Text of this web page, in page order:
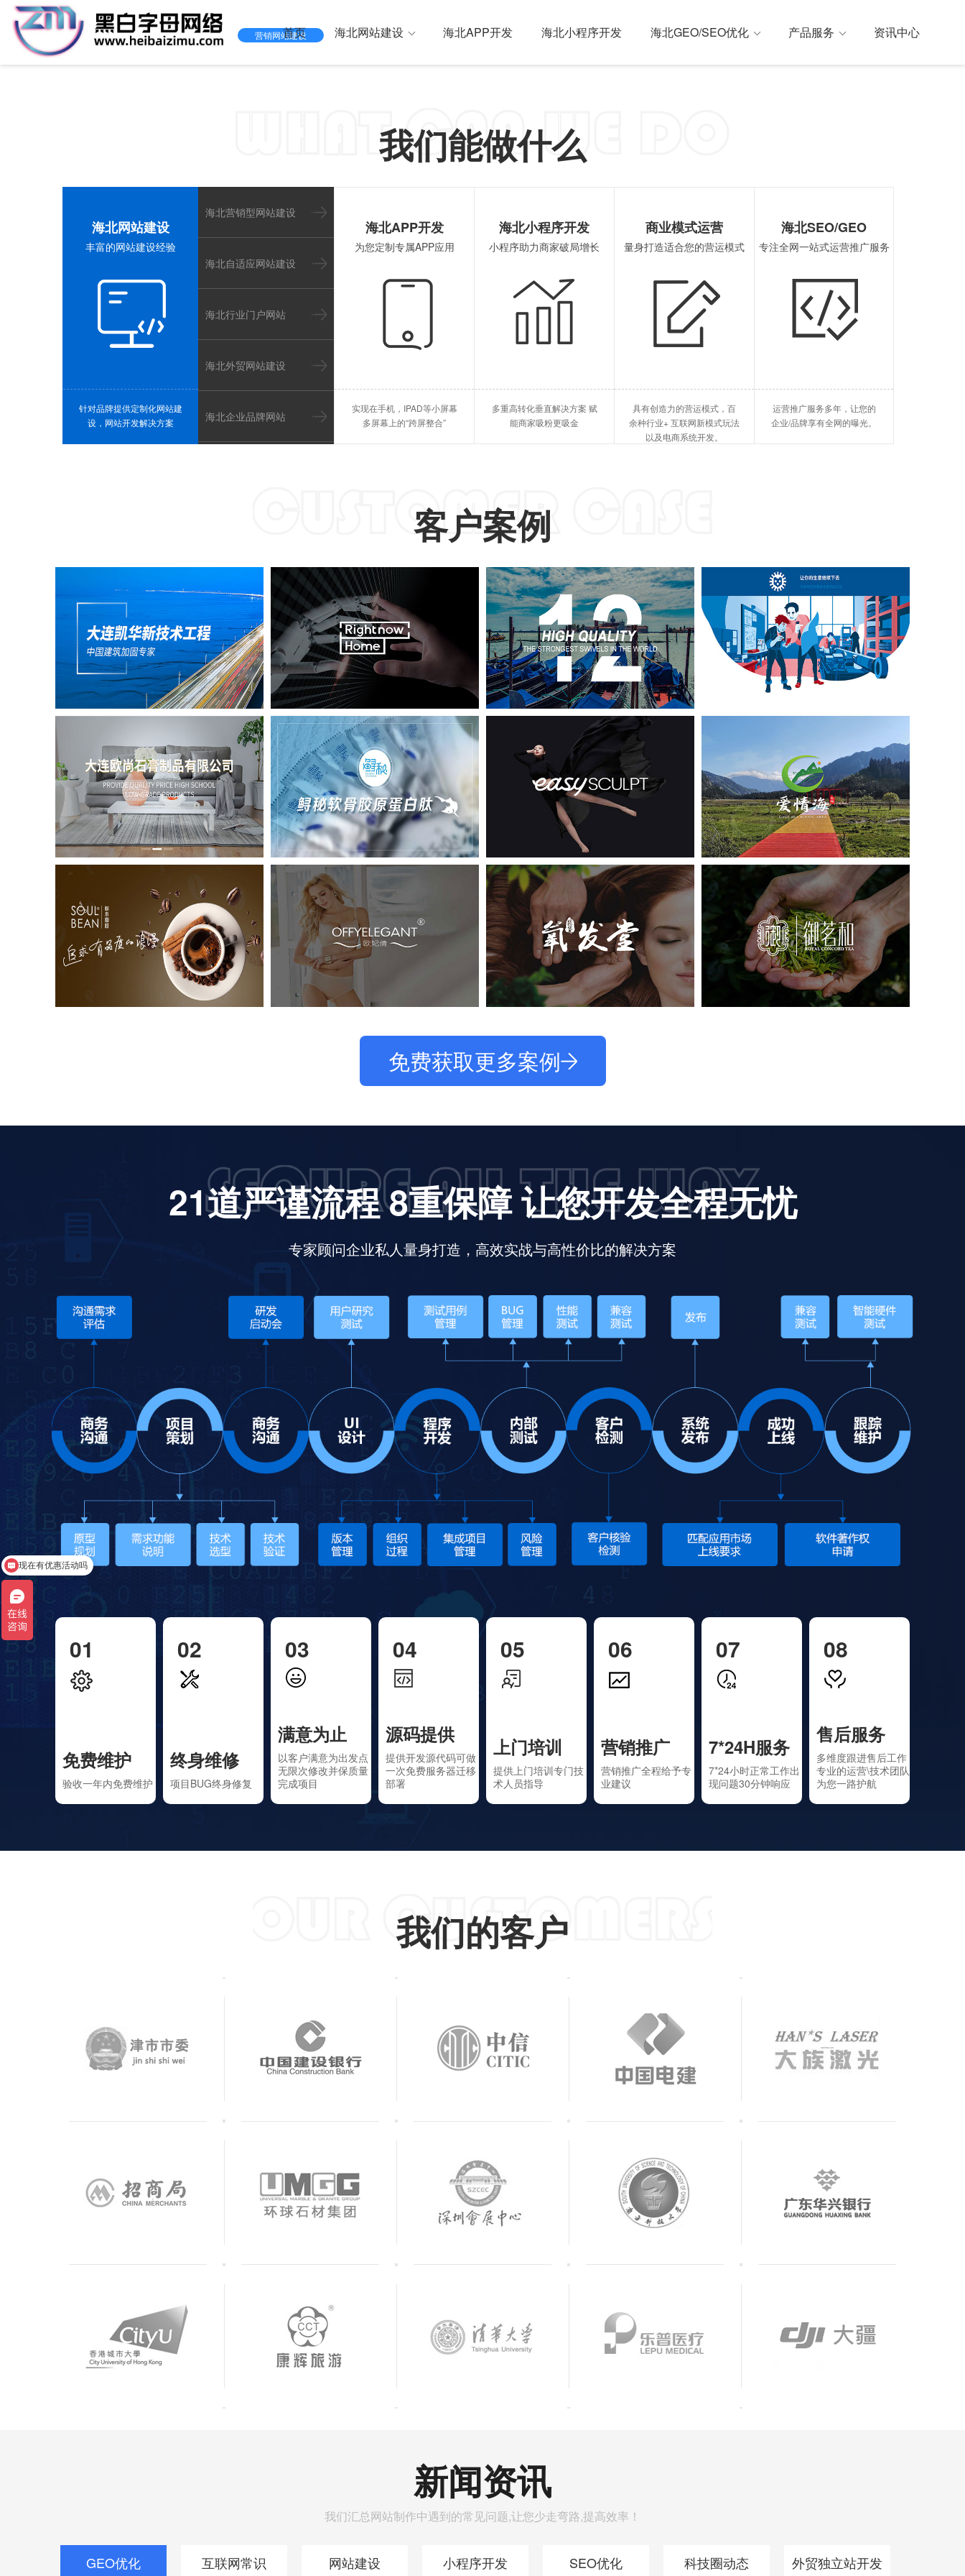
营销网站建设
首页 海北网站建设 海北APP开发 海北小程序开发 海北GEO/SEO优化 产品服务 资讯中心
黑白字母网络 一站式全网营销解决方案
海北网站建设
社区电商、直播种草、等等 答题考试、直播授课、等等
旅游酒店
旅游平台，酒店系统、等等
企业软件
我们能做什么
海北网站建设
丰富的网站建设经验
针对品牌提供定制化网站建
设，网站开发解决方案
海北营销型网站建设
海北自适应网站建设
海北行业门户网站
海北外贸网站建设
海北企业品牌网站
海北APP开发
为您定制专属APP应用
实现在手机，IPAD等小屏幕
多屏幕上的“跨屏整合”
海北安卓APP开发
海北IPAD开发
海北小程序开发
小程序助力商家破局增长
多重高转化垂直解决方案 赋
能商家吸粉更吸金
海北百度小程序开发
海北快手小程序开发
商业模式运营
量身打造适合您的营运模式
具有创造力的营运模式，百
余种行业+ 互联网新模式玩法
以及电商系统开发。
P2C(生活服务)
SaaS(软件服务)
海北SEO/GEO
专注全网一站式运营推广服务
运营推广服务多年，让您的
企业/品牌享有全网的曝光。
客户案例
免费获取更多案例
21道严谨流程 8重保障 让您开发全程无忧
专家顾问企业私人量身打造，高效实战与高性价比的解决方案
01
免费维护
验收一年内免费维护
02
终身维修
项目BUG终身修复
03
满意为止
以客户满意为出发点
无限次修改并保质量
完成项目
04
源码提供
提供开发源代码可做
一次免费服务器迁移
部署
05
上门培训
提供上门培训专门技
术人员指导
06
营销推广
营销推广全程给予专
业建议
07
7*24H服务
7*24小时正常工作出
现问题30分钟响应
08
售后服务
多维度跟进售后工作
专业的运营\技术团队
为您一路护航
我们的客户
新闻资讯
我们汇总网站制作中遇到的常见问题,让您少走弯路,提高效率！
GEO优化 互联网常识 网站建设 小程序开发 SEO优化 科技圈动态 外贸独立站开发
小程序开发多少钱